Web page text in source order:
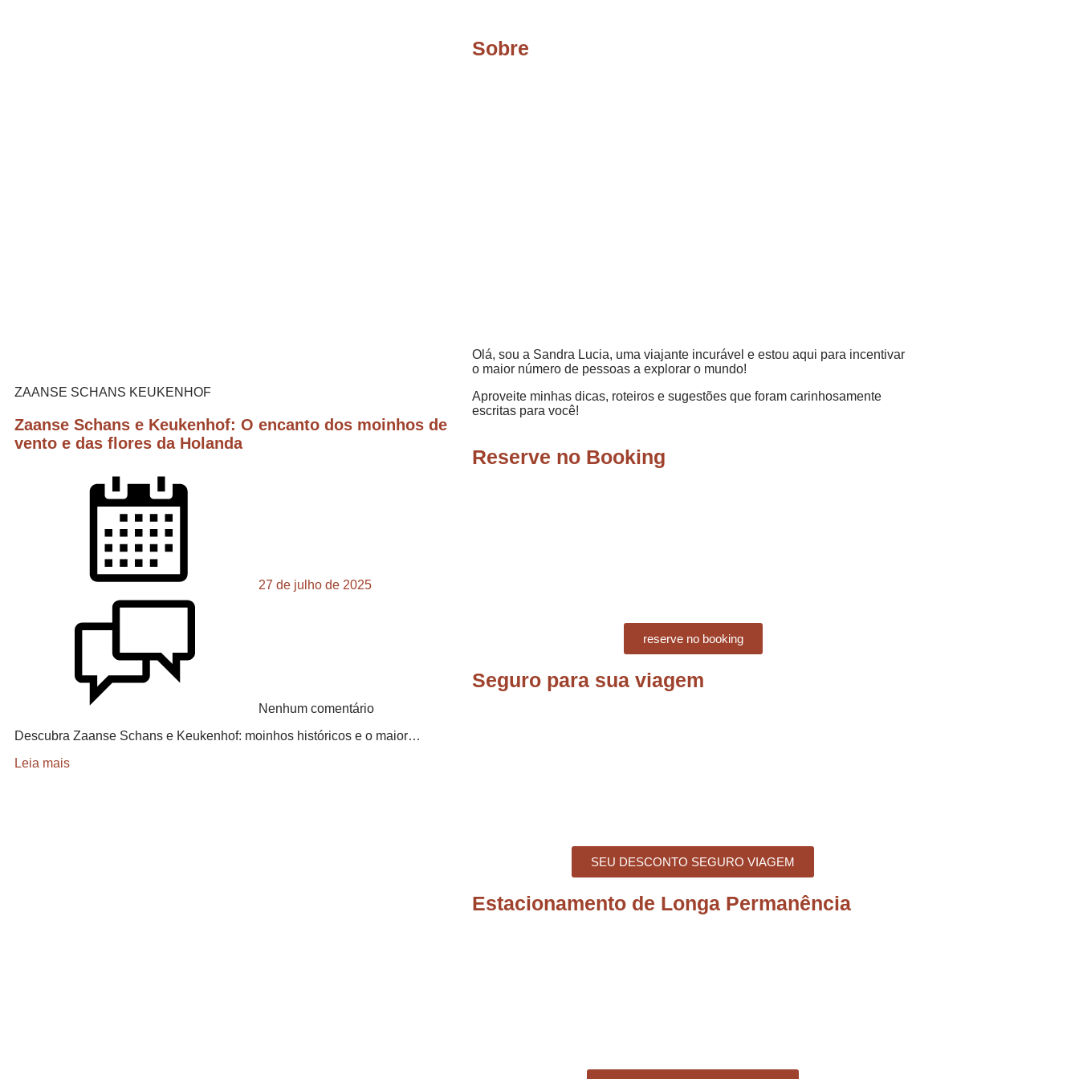
ZAANSE SCHANS KEUKENHOF
Zaanse Schans e Keukenhof: O encanto dos moinhos de
vento e das flores da Holanda
27 de julho de 2025
Nenhum comentário
Descubra Zaanse Schans e Keukenhof: moinhos históricos e o maior…
Leia mais
Sobre
Olá, sou a Sandra Lucia, uma viajante incurável e estou aqui para incentivar
o maior número de pessoas a explorar o mundo!
Aproveite minhas dicas, roteiros e sugestões que foram carinhosamente
escritas para você!
Reserve no Booking
reserve no booking
Seguro para sua viagem
SEU DESCONTO SEGURO VIAGEM
Estacionamento de Longa Permanência